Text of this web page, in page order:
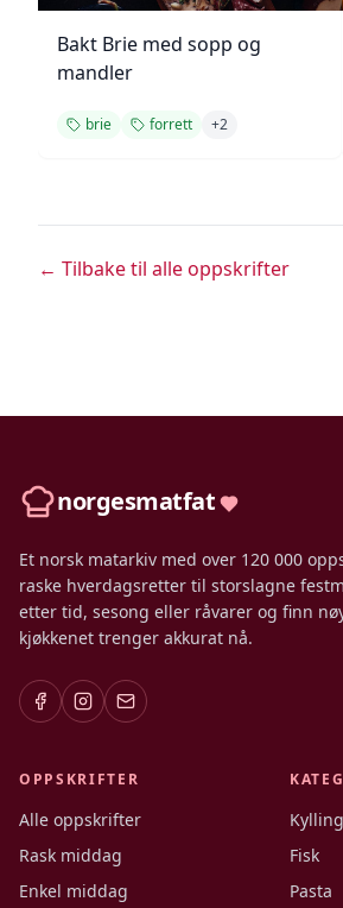
Bakt Brie med sopp og
mandler
brie forrett +2
← Tilbake til alle oppskrifter
norgesmatfat
Et norsk matarkiv med over 120 000
raske hverdagsretter til storslagne
etter tid, sesong eller råvarer og finn
kjøkkenet trenger akkurat nå.
OPPSKRIFTER
Alle oppskrifter
Rask middag
Enkel middag
Kylling
Fisk
Pasta